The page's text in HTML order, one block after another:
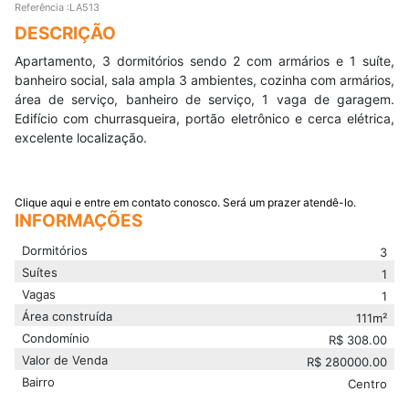
Referência :LA513
DESCRIÇÃO
Apartamento, 3 dormitórios sendo 2 com armários e 1 suíte,
banheiro social, sala ampla 3 ambientes, cozinha com armários,
área de serviço, banheiro de serviço, 1 vaga de garagem.
Edifício com churrasqueira, portão eletrônico e cerca elétrica,
excelente localização.
Clique aqui e entre em contato conosco. Será um prazer atendê-lo.
INFORMAÇÕES
Dormitórios
3
Suítes
1
Vagas
1
Área construída
111m²
Condomínio
R$ 308.00
Valor de Venda
R$ 280000.00
Bairro
Centro